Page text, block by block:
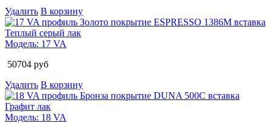
Удалить В корзину
Модель: 17 VA
50704 руб
Удалить В корзину
Модель: 18 VA